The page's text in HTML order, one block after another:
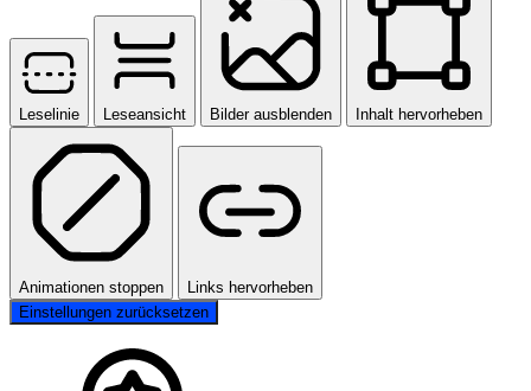
Leselinie Leseansicht Bilder ausblenden Inhalt hervorheben
Animationen stoppen
Links hervorheben
Einstellungen zurücksetzen